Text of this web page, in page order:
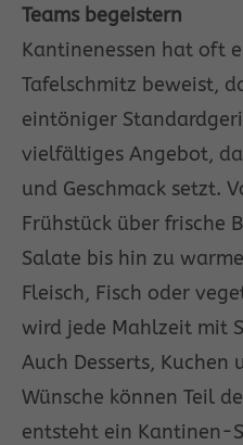
Teams begeistern
Kantinenessen hat oft
Tafelschmitz beweist,
eintöniger
vielfältiges Angebot,
und Geschmack setzt.
Frühstück über frische
Salate bis hin zu
Fleisch, Fisch oder
wird jede Mahlzeit mit
Auch Desserts,
Wünsche können Teil
entsteht ein Kantinen-